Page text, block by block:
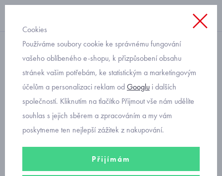
jarní bunda
dětská přechodová lehká
bunda Mayoral 1411-63
Cookies
Používáme soubory cookie ke správnému fungování
vašeho oblíbeného e-shopu, k přizpůsobení obsahu
stránek vašim potřebám, ke statistickým a marketingovým
účelům a personalizaci reklam odGooglu i dalších
společností. Kliknutím na tlačítko Přijmout vše nám udělíte
souhlas s jejich sběrem a zpracováním a my vám
poskytneme ten nejlepší zážitek z nakupování.
Přijímám